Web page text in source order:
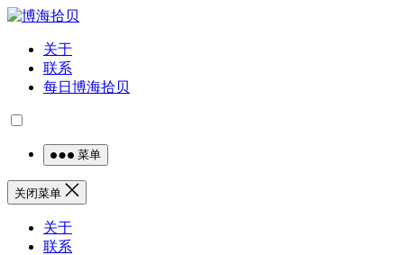
关于
联系
每日博海拾贝
菜单
关闭菜单
关于
联系